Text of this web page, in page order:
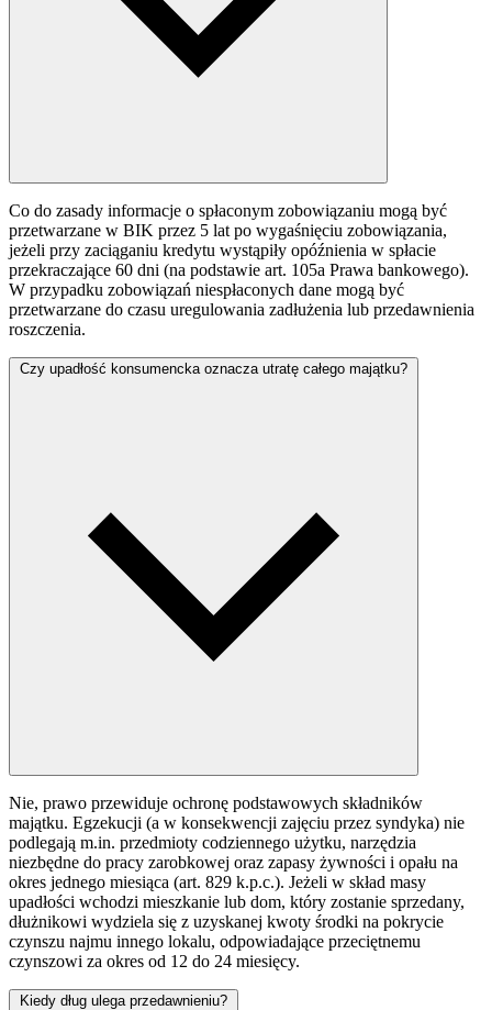
Co do zasady informacje o spłaconym zobowiązaniu mogą być
przetwarzane w BIK przez 5 lat po wygaśnięciu zobowiązania,
jeżeli przy zaciąganiu kredytu wystąpiły opóźnienia w spłacie
przekraczające 60 dni (na podstawie art. 105a Prawa bankowego).
W przypadku zobowiązań niespłaconych dane mogą być
przetwarzane do czasu uregulowania zadłużenia lub przedawnienia
roszczenia.
Czy upadłość konsumencka oznacza utratę całego majątku?
Nie, prawo przewiduje ochronę podstawowych składników
majątku. Egzekucji (a w konsekwencji zajęciu przez syndyka) nie
podlegają m.in. przedmioty codziennego użytku, narzędzia
niezbędne do pracy zarobkowej oraz zapasy żywności i opału na
okres jednego miesiąca (art. 829 k.p.c.). Jeżeli w skład masy
upadłości wchodzi mieszkanie lub dom, który zostanie sprzedany,
dłużnikowi wydziela się z uzyskanej kwoty środki na pokrycie
czynszu najmu innego lokalu, odpowiadające przeciętnemu
czynszowi za okres od 12 do 24 miesięcy.
Kiedy dług ulega przedawnieniu?